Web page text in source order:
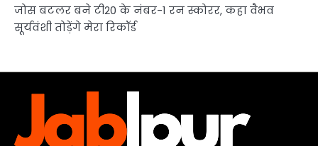
जोस बटलर बने टी20 के नंबर-1 रन स्कोरर, कहा वैभव
सूर्यवंशी तोड़ेंगे मेरा रिकॉर्ड